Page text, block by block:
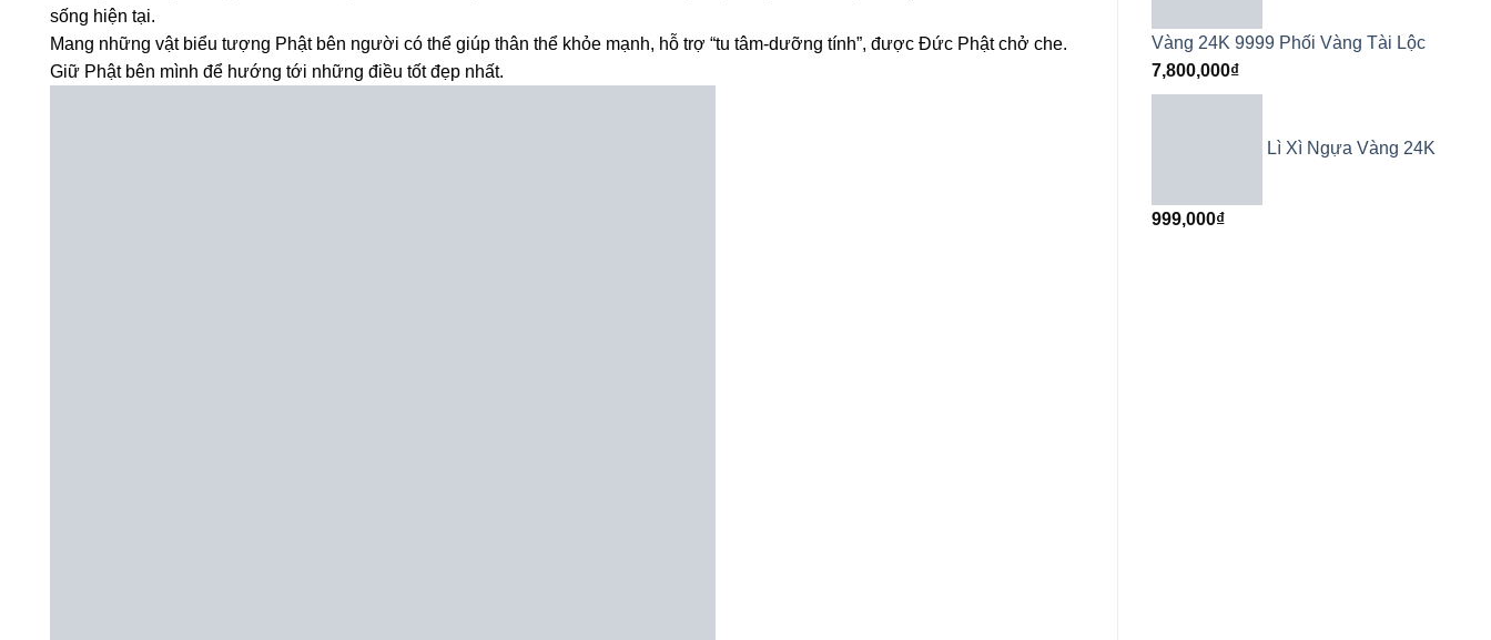
Vàng 24K 9999 Phối Vàng Tài Lộc
7,800,000₫
Lì Xì Ngựa Vàng 24K
999,000₫
sống hiện tại.
Mang những vật biểu tượng Phật bên người có thể giúp thân thể khỏe mạnh, hỗ trợ “tu tâm-dưỡng tính”, được Đức Phật chở che.
Giữ Phật bên mình để hướng tới những điều tốt đẹp nhất.